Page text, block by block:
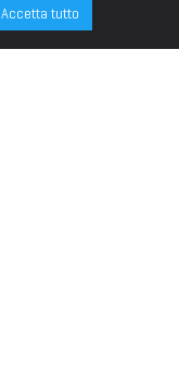
Accetta tutto